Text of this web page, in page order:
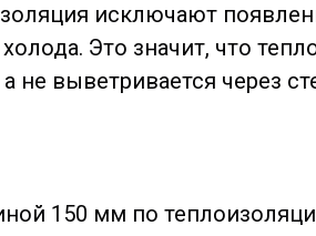
исключают
Это значит, что
не выветривается через
150 мм по